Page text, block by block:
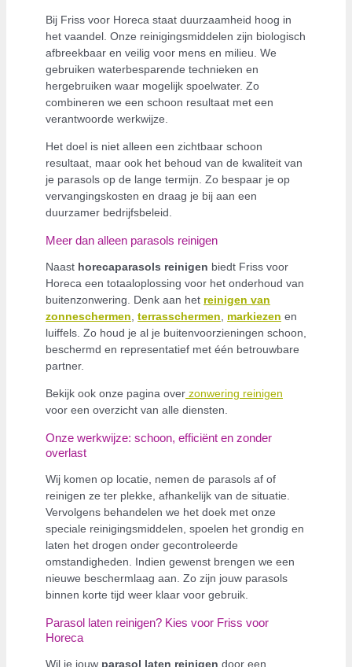
Bij Friss voor Horeca staat duurzaamheid hoog in
het vaandel. Onze reinigingsmiddelen zijn biologisch
afbreekbaar en veilig voor mens en milieu. We
gebruiken waterbesparende technieken en
hergebruiken waar mogelijk spoelwater. Zo
combineren we een schoon resultaat met een
verantwoorde werkwijze.
Het doel is niet alleen een zichtbaar schoon
resultaat, maar ook het behoud van de kwaliteit van
je parasols op de lange termijn. Zo bespaar je op
vervangingskosten en draag je bij aan een
duurzamer bedrijfsbeleid.
Meer dan alleen parasols reinigen
Naast horecaparasols reinigen biedt Friss voor
Horeca een totaaloplossing voor het onderhoud van
buitenzonwering. Denk aan het reinigen van
zonneschermen terrasschermen markiezen en
luiffels. Zo houd je al je buitenvoorzieningen schoon,
beschermd en representatief met één betrouwbare
partner.
Bekijk ook onze pagina over zonwering reinigen
voor een overzicht van alle diensten.
Onze werkwijze: schoon, efficiënt en zonder
overlast
Wij komen op locatie, nemen de parasols af of
reinigen ze ter plekke, afhankelijk van de situatie.
Vervolgens behandelen we het doek met onze
speciale reinigingsmiddelen, spoelen het grondig en
laten het drogen onder gecontroleerde
omstandigheden. Indien gewenst brengen we een
nieuwe beschermlaag aan. Zo zijn jouw parasols
binnen korte tijd weer klaar voor gebruik.
Parasol laten reinigen? Kies voor Friss voor
Horeca
Wil je jouw parasol laten reinigen door een